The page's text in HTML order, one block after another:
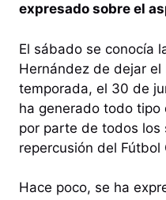
expresado sobre el
El sábado se conocía
Hernández de dejar el
temporada, el 30 de
ha generado todo tipo
por parte de todos los
repercusión del Fútbol
Hace poco, se ha